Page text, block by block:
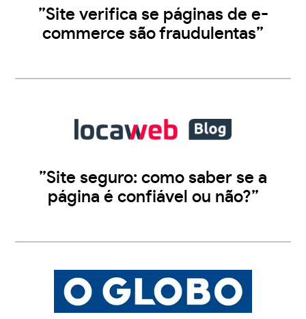
”Site verifica se páginas de e-
commerce são fraudulentas”
”Site seguro: como saber se a
página é confiável ou não?”